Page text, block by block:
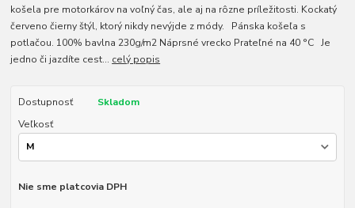
košela pre motorkárov na voľný čas, ale aj na rôzne príležitosti. Kockatý
červeno čierny štýl, ktorý nikdy nevýjde z módy. Pánska košeľa s
potlačou. 100% bavlna 230g/m2 Náprsné vrecko Prateľné na 40 °C Je
jedno či jazdíte cest... celý popis
Dostupnosť
Skladom
Veľkosť
Nie sme platcovia DPH